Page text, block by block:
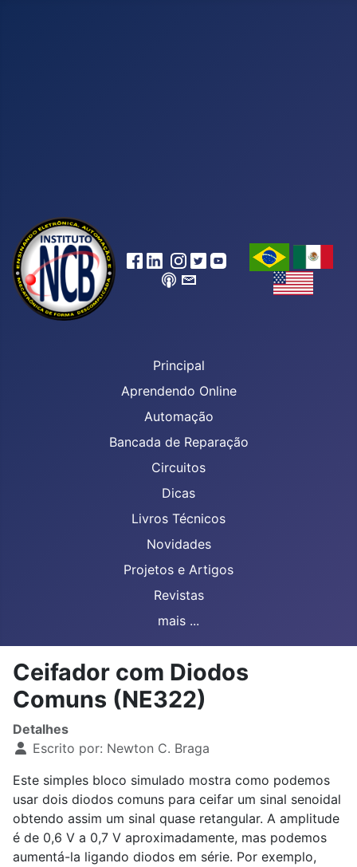
Principal
Aprendendo Online
Automação
Bancada de Reparação
Circuitos
Dicas
Livros Técnicos
Novidades
Projetos e Artigos
Revistas
mais ...
Ceifador com Diodos
Comuns (NE322)
Detalhes
Escrito por: Newton C. Braga
Este simples bloco simulado mostra como podemos
usar dois diodos comuns para ceifar um sinal senoidal
obtendo assim um sinal quase retangular. A amplitude
é de 0,6 V a 0,7 V aproximadamente, mas podemos
aumentá-la ligando diodos em série. Por exemplo,